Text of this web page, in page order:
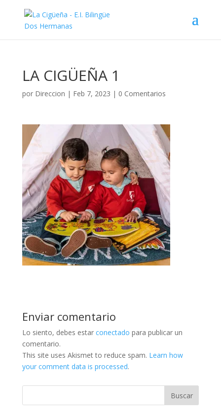
LA CIGÜEÑA 1
por Direccion | Feb 7, 2023 | 0 Comentarios
Enviar comentario
Lo siento, debes estar conectado para publicar un
comentario.
This site uses Akismet to reduce spam. Learn how
your comment data is processed.